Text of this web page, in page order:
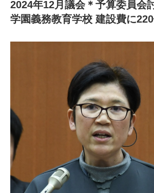
2024年12月議会＊予算委員
学園義務教育学校 建設費に